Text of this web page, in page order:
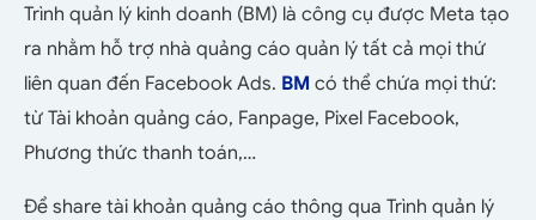
Trình quản lý kinh doanh (BM) là công cụ được Meta tạo
ra nhằm hỗ trợ nhà quảng cáo quản lý tất cả mọi thứ
liên quan đến Facebook Ads. BM có thể chứa mọi thứ:
từ Tài khoản quảng cáo, Fanpage, Pixel Facebook,
Phương thức thanh toán,…
Để share tài khoản quảng cáo thông qua Trình quản lý